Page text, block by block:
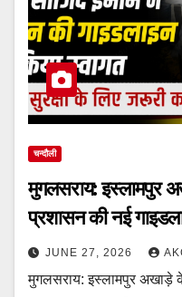
चन्दौली
मुगलसराय: इस्लामपुर
प्रशासन की नई
JUNE 27, 2026
मुगलसराय: इस्लामपुर अखाड़े